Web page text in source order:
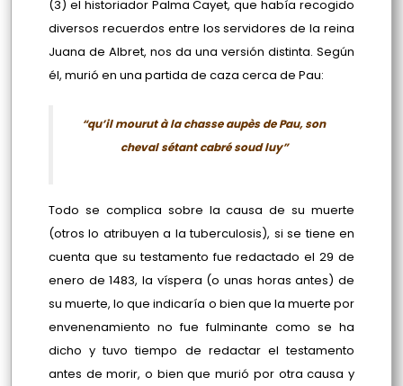
(3) el historiador Palma Cayet, que había recogido
diversos recuerdos entre los servidores de la reina
Juana de Albret, nos da una versión distinta. Según
él, murió en una partida de caza cerca de Pau:
“qu’il mourut à la chasse aupès de Pau, son
cheval sétant cabré soud luy”
Todo se complica sobre la causa de su muerte
(otros lo atribuyen a la tuberculosis), si se tiene en
cuenta que su testamento fue redactado el 29 de
enero de 1483, la víspera (o unas horas antes) de
su muerte, lo que indicaría o bien que la muerte por
envenenamiento no fue fulminante como se ha
dicho y tuvo tiempo de redactar el testamento
antes de morir, o bien que murió por otra causa y